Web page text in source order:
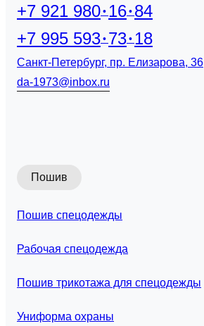
+7 921 980 16 84
+7 995 593 73 18
Санкт-Петербург, пр. Елизарова,
da-1973@inbox.ru
Пошив
Пошив спецодежды
Рабочая спецодежда
Пошив трикотажа для спецодежды
Униформа охраны